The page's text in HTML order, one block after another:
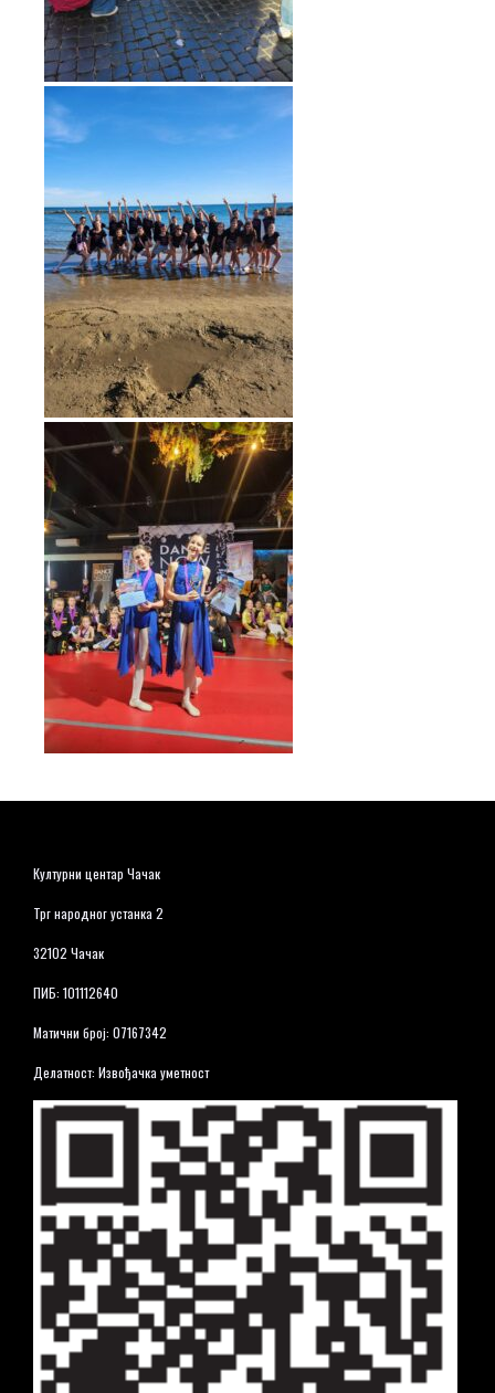
Културни центар Чачак
Трг народног устанка 2
32102 Чачак
ПИБ: 101112640
Матични број: 07167342
Делатност: Извођачка уметност